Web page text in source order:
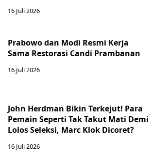
16 Juli 2026
Prabowo dan Modi Resmi Kerja
Sama Restorasi Candi Prambanan
16 Juli 2026
John Herdman Bikin Terkejut! Para
Pemain Seperti Tak Takut Mati Demi
Lolos Seleksi, Marc Klok Dicoret?
16 Juli 2026